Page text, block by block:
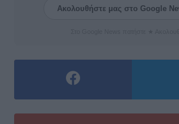
Ακολουθήστε μας στο Google